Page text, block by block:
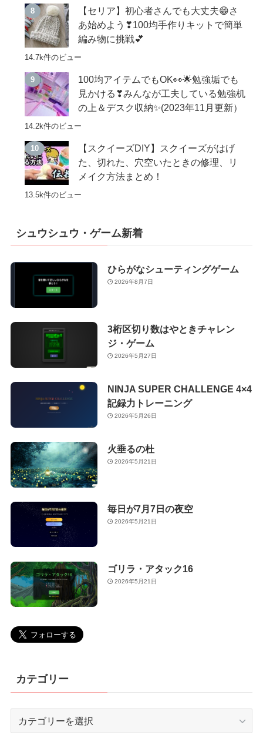
【セリア】初心者さんでも大丈夫😁さ
あ始めよう❣100均手作りキットで簡単
編み物に挑戦💕
14.7k件のビュー
100均アイテムでもOK👀🌟勉強垢でも
見かける❣みんなが工夫している勉強机
の上＆デスク収納✨(2023年11月更新）
14.2k件のビュー
【スクイーズDIY】スクイーズがはげ
た、切れた、穴空いたときの修理、リ
メイク方法まとめ！
13.5k件のビュー
シュウシュウ・ゲーム新着
ひらがなシューティングゲーム
2026年8月7日
3桁区切り数はやときチャレン
ジ・ゲーム
2026年5月27日
NINJA SUPER CHALLENGE 4×4
記録力トレーニング
2026年5月26日
火垂るの杜
2026年5月21日
毎日が7月7日の夜空
2026年5月21日
ゴリラ・アタック16
2026年5月21日
カテゴリー